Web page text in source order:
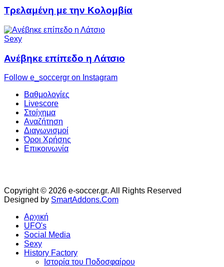
Τρελαμένη με την Κολομβία
Sexy
Ανέβηκε επίπεδο η Λάτσιο
Follow e_soccergr on Instagram
Βαθμολογίες
Livescore
Στοίχημα
Αναζήτηση
Διαγωνισμοί
Όροι Χρήσης
Επικοινωνία
Copyright © 2026 e-soccer.gr. All Rights Reserved
Designed by SmartAddons.Com
Αρχική
UFO's
Social Media
Sexy
History Factory
Ιστορία του Ποδοσφαίρου